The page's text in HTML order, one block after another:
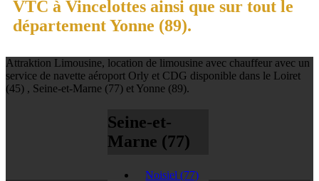
VTC à Vincelottes ainsi que sur tout le
département Yonne (89).
Attraktion Limousine, location de limousine avec chauffeur avec un
service de navette aéroport Orly et CDG disponible dans le Loiret
(45) , Seine-et-Marne (77) et Yonne (89).
Seine-et-
Marne (77)
Noisiel(77)